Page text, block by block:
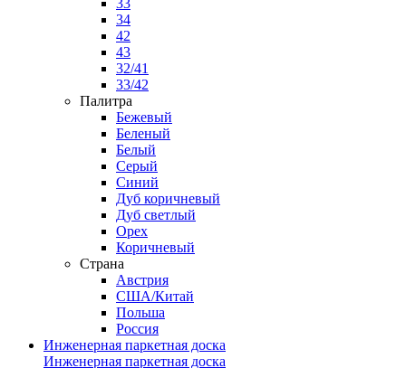
33
34
42
43
32/41
33/42
Палитра
Бежевый
Беленый
Белый
Серый
Синий
Дуб коричневый
Дуб светлый
Орех
Коричневый
Страна
Австрия
США/Китай
Польша
Россия
Инженерная паркетная доска
Инженерная паркетная доска